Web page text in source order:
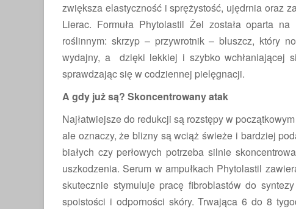
zwiększa elastyczność i sprężystość, ujędrnia oraz
Lierac. Formuła Phytolastil Żel została oparta
roślinnym: skrzyp – przywrotnik – bluszcz, który
wydajny, a dzięki lekkiej i szybko wchłaniającej
sprawdzając się w codziennej pielęgnacji.
A gdy już są? Skoncentrowany atak
Najłatwiejsze do redukcji są rozstępy w
ale oznaczy, że blizny są wciąż świeże i bardziej
białych czy perłowych potrzeba silnie
uszkodzenia. Serum w ampułkach Phytolastil
skutecznie stymuluje pracę fibroblastów do
spoistości i odporności skóry. Trwająca 6 do 8